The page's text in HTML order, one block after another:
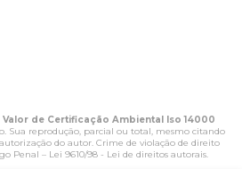
Valor de Certificação Ambiental Iso 14000
Sua reprodução, parcial ou total, mesmo citando
do autor. Crime de violação de direito
Penal – Lei 9610/98 - Lei de direitos autorais.